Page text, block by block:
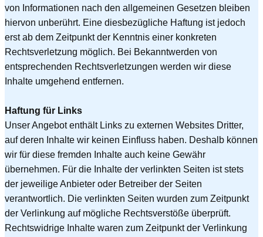
von Informationen nach den allgemeinen Gesetzen bleiben
hiervon unberührt. Eine diesbezügliche Haftung ist jedoch
erst ab dem Zeitpunkt der Kenntnis einer konkreten
Rechtsverletzung möglich. Bei Bekanntwerden von
entsprechenden Rechtsverletzungen werden wir diese
Inhalte umgehend entfernen.
Haftung für Links
Unser Angebot enthält Links zu externen Websites Dritter,
auf deren Inhalte wir keinen Einfluss haben. Deshalb können
wir für diese fremden Inhalte auch keine Gewähr
übernehmen. Für die Inhalte der verlinkten Seiten ist stets
der jeweilige Anbieter oder Betreiber der Seiten
verantwortlich. Die verlinkten Seiten wurden zum Zeitpunkt
der Verlinkung auf mögliche Rechtsverstöße überprüft.
Rechtswidrige Inhalte waren zum Zeitpunkt der Verlinkung